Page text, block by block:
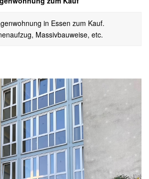
in Essen zum Kauf.
Massivbauweise, etc.